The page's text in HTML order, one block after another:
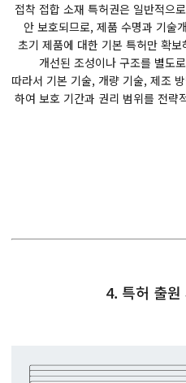
접착 접합 소재 특허권은 일반적으
안 보호되므로, 제품 수명과 기술
초기 제품에 대한 기본 특허만 확
개선된 조성이나 구조를 별도
따라서 기본 기술, 개량 기술, 제조
하여 보호 기간과 권리 범위를 전략
4. 특허 출